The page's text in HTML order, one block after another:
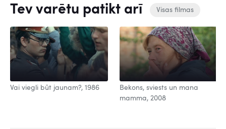
Tev varētu patikt arī Visas filmas
Vai viegli būt jaunam?, 1986
Bekons, sviests un mana
mamma, 2008